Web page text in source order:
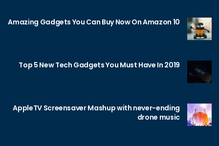
10 Amazing Gadgets You Can Buy Now On Amazon
Top 5 New Tech Gadgets You Must Have In 2019
AppleTV Screensaver Mashup with never-ending
drone music